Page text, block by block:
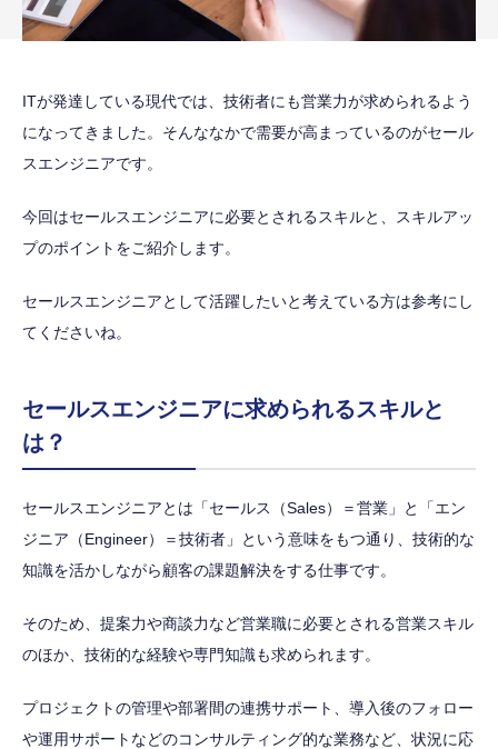
ITが発達している現代では、技術者にも営業力が求められるよう
になってきました。そんななかで需要が高まっているのがセール
スエンジニアです。
今回はセールスエンジニアに必要とされるスキルと、スキルアッ
プのポイントをご紹介します。
セールスエンジニアとして活躍したいと考えている方は参考にし
てくださいね。
セールスエンジニアに求められるスキルと
は？
セールスエンジニアとは「セールス（Sales）＝営業」と「エン
ジニア（Engineer）＝技術者」という意味をもつ通り、技術的な
知識を活かしながら顧客の課題解決をする仕事です。
そのため、提案力や商談力など営業職に必要とされる営業スキル
のほか、技術的な経験や専門知識も求められます。
プロジェクトの管理や部署間の連携サポート、導入後のフォロー
や運用サポートなどのコンサルティング的な業務など、状況に応